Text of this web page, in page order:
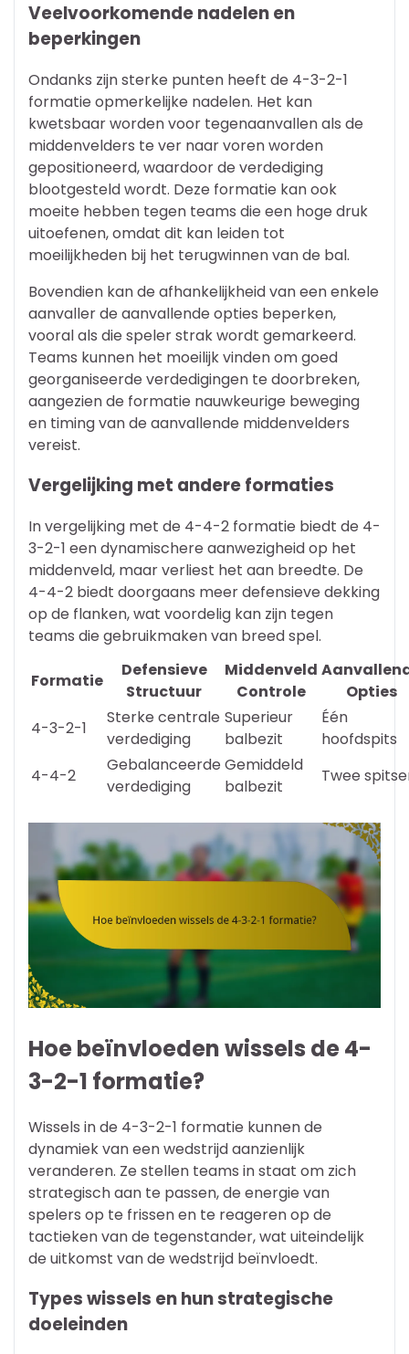
Veelvoorkomende nadelen en
beperkingen
Ondanks zijn sterke punten heeft de 4-3-2-1
formatie opmerkelijke nadelen. Het kan
kwetsbaar worden voor tegenaanvallen als de
middenvelders te ver naar voren worden
gepositioneerd, waardoor de verdediging
blootgesteld wordt. Deze formatie kan ook
moeite hebben tegen teams die een hoge druk
uitoefenen, omdat dit kan leiden tot
moeilijkheden bij het terugwinnen van de bal.
Bovendien kan de afhankelijkheid van een enkele
aanvaller de aanvallende opties beperken,
vooral als die speler strak wordt gemarkeerd.
Teams kunnen het moeilijk vinden om goed
georganiseerde verdedigingen te doorbreken,
aangezien de formatie nauwkeurige beweging
en timing van de aanvallende middenvelders
vereist.
Vergelijking met andere formaties
In vergelijking met de 4-4-2 formatie biedt de 4-
3-2-1 een dynamischere aanwezigheid op het
middenveld, maar verliest het aan breedte. De
4-4-2 biedt doorgaans meer defensieve dekking
op de flanken, wat voordelig kan zijn tegen
teams die gebruikmaken van breed spel.
Formatie
Defensieve
Structuur
Middenveld
Controle
Opties
4-3-2-1
Sterke centrale
verdediging
Superieur
balbezit
Één
hoofdspits
4-4-2
Gebalanceerde
verdediging
Gemiddeld
balbezit
Twee
Hoe beïnvloeden wissels de 4-
3-2-1 formatie?
Wissels in de 4-3-2-1 formatie kunnen de
dynamiek van een wedstrijd aanzienlijk
veranderen. Ze stellen teams in staat om zich
strategisch aan te passen, de energie van
spelers op te frissen en te reageren op de
tactieken van de tegenstander, wat uiteindelijk
de uitkomst van de wedstrijd beïnvloedt.
Types wissels en hun strategische
doeleinden